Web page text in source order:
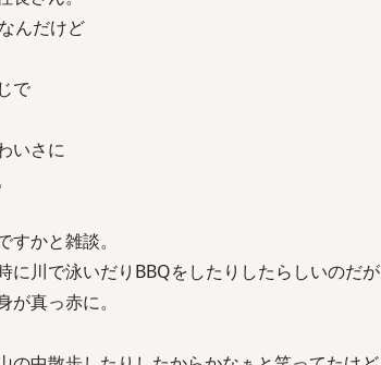
んだけど
で
いさに
かと雑談。
に川で泳いだりBBQをしたりしたらしいのだが
真っ赤に。